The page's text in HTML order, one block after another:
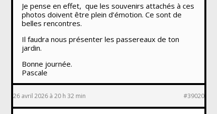
Je pense en effet, que les souvenirs attachés à ces
photos doivent être plein d’émotion. Ce sont de
belles rencontres.
Il faudra nous présenter les passereaux de ton
jardin.
Bonne journée.
Pascale
26 avril 2026 à 20 h 32 min #39020